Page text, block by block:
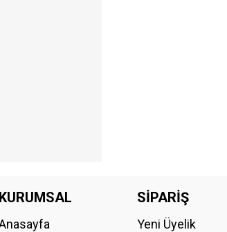
KURUMSAL SİPARİŞ
Yeni Üyelik